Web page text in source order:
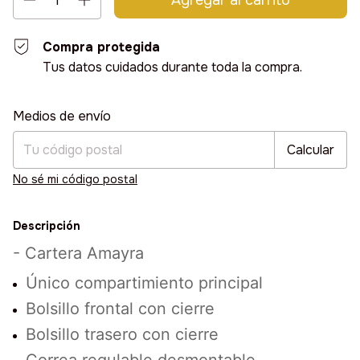
Compra protegida
Tus datos cuidados durante toda la compra.
Entregas para el CP:
Medios de envío
Calcular
No sé mi código postal
Descripción
- Cartera Amayra
Único compartimiento principal
Bolsillo frontal con cierre
Bolsillo trasero con cierre